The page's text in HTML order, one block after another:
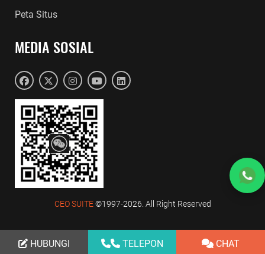
Peta Situs
MEDIA SOSIAL
CEO SUITE©1997-2026. All Right Reserved
HUBUNGI TELEPON CHAT